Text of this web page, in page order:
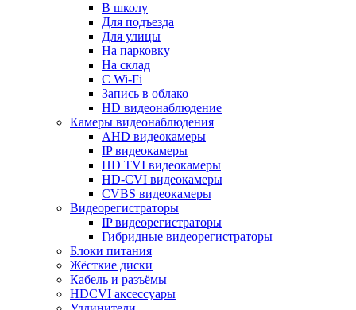
В школу
Для подъезда
Для улицы
На парковку
На склад
С Wi-Fi
Запись в облако
HD видеонаблюдение
Камеры видеонаблюдения
AHD видеокамеры
IP видеокамеры
HD TVI видеокамеры
HD-CVI видеокамеры
CVBS видеокамеры
Видеорегистраторы
IP видеорегистраторы
Гибридные видеорегистраторы
Блоки питания
Жёсткие диски
Кабель и разъёмы
HDCVI аксессуары